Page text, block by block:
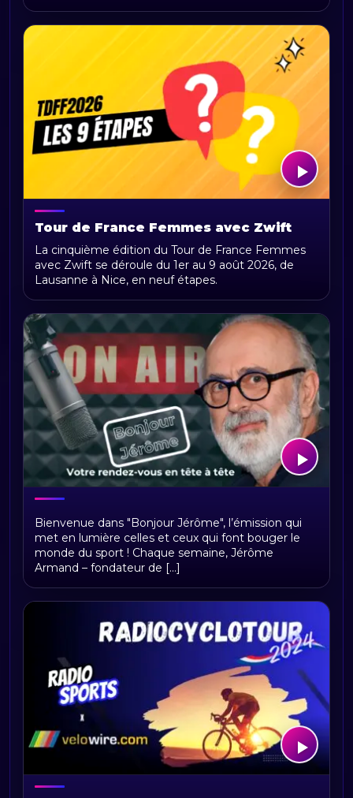
Tour de France Femmes avec Zwift
2026 : parcours, étapes, calendrier et
actualités
La cinquième édition du Tour de France Femmes
avec Zwift se déroule du 1er au 9 août 2026, de
Lausanne à Nice, en neuf étapes.
Bonjour Jerome
Bienvenue dans "Bonjour Jérôme", l’émission qui
met en lumière celles et ceux qui font bouger le
monde du sport ! Chaque semaine, Jérôme
Armand – fondateur de [...]